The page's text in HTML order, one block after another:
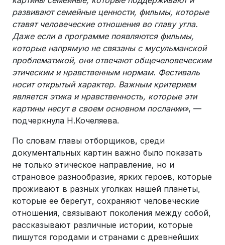
развивают семейные ценности, фильмы, которые
ставят человеческие отношения во главу угла.
Даже если в программе появляются фильмы,
которые напрямую не связаны с мусульманской
проблематикой, они отвечают общечеловеческим
этическим и нравственным нормам. Фестиваль
носит открытый характер. Важным критерием
является этика и нравственность, которые эти
картины несут в своем основном послании», —
подчеркнула Н.Кочеляева.
По словам главы отборщиков, среди
документальных картин важно было показать
не только этическое направление, но и
страновое разнообразие, ярких героев, которые
проживают в разных уголках нашей планеты,
которые ее берегут, сохраняют человеческие
отношения, связывают поколения между собой,
рассказывают различные истории, которые
пишутся городами и странами с древнейших